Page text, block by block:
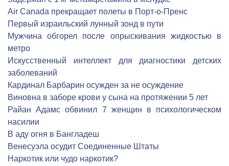
Air Canada прекращает полеты в Порт-о-Пренс
Первый израильский лунный зонд в пути
Мужчина обгорел после опрыскивания жидкостью в
метро
Искусственный интеллект для диагностики детских
заболеваний
Кардинал Барбарин осужден за не осуждение
Виновна в заборе крови у сына на протяжении 5 лет
Райан Адамс обвинил 7 женщин в психологическом
насилии
В аду огня в Бангладеш
Венесуэла осудит Соединенные Штаты
Наркотик или чудо наркотик?